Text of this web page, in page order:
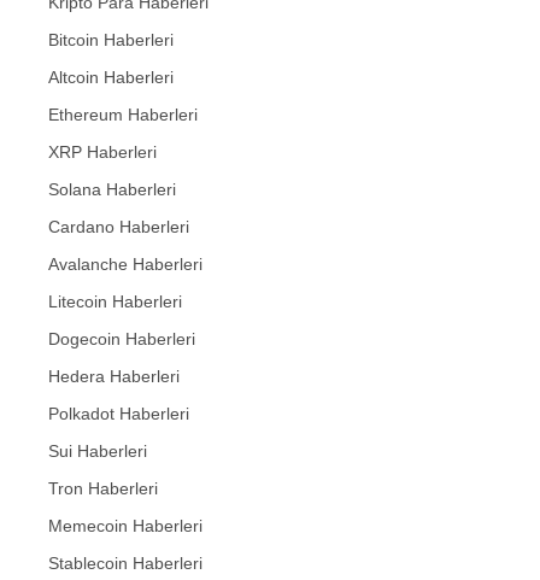
Bitcoin Haberleri
Altcoin Haberleri
Ethereum Haberleri
XRP Haberleri
Solana Haberleri
Cardano Haberleri
Avalanche Haberleri
Litecoin Haberleri
Dogecoin Haberleri
Hedera Haberleri
Polkadot Haberleri
Sui Haberleri
Tron Haberleri
Memecoin Haberleri
Stablecoin Haberleri